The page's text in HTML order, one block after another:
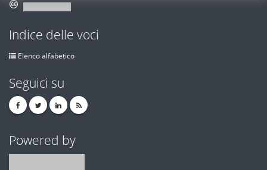
Indice delle voci
Elenco alfabetico
Seguici su
Powered by